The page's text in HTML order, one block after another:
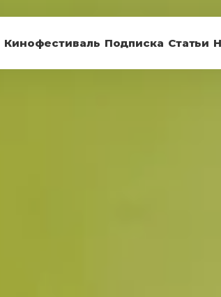
Кинофестиваль Подписка Статьи